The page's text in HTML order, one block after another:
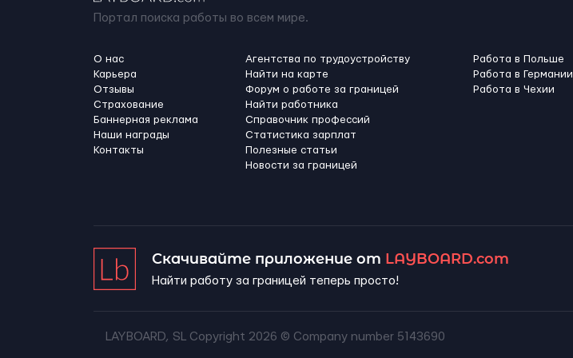
Портал поиска работы во всем мире.
О нас
Карьера
Отзывы
Страхование
Баннерная реклама
Наши награды
Контакты
Агентства по трудоустройству
Найти на карте
Форум о работе за границей
Найти работника
Справочник профессий
Статистика зарплат
Полезные статьи
Новости за границей
Работа в Польше
Работа в Германии
Работа в Чехии
Скачивайте приложение от LAYBOARD.com
Найти работу за границей теперь просто!
LAYBOARD, SL Copyright 2026 © Company number 5143690